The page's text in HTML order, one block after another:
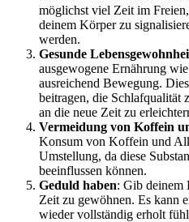
möglichst viel Zeit im
deinem Körper zu
werden.
Gesunde
ausgewogene Ernährung
ausreichend Bewegung.
beitragen, die Schlafqualität
an die neue Zeit zu
Vermeidung von Koffein
Konsum von Koffein und
Umstellung, da diese
beeinflussen können.
Geduld haben: Gib deinem
Zeit zu gewöhnen. Es kann
wieder vollständig erholt